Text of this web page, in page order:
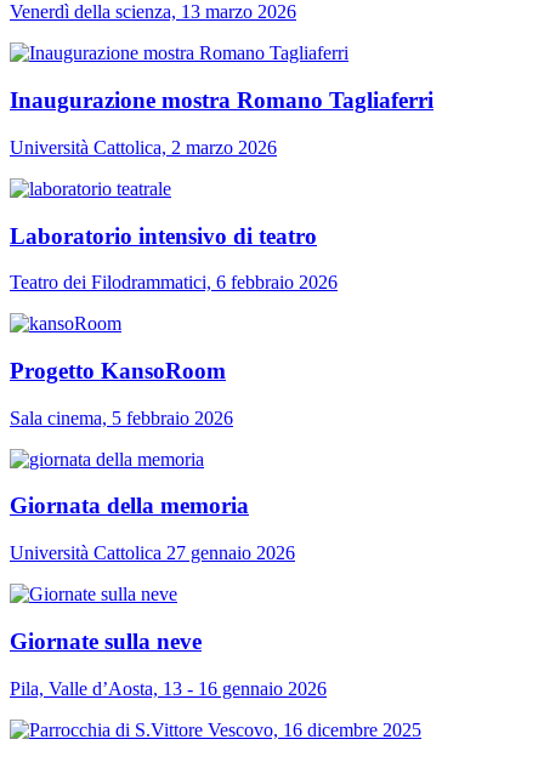
Venerdì della scienza, 13 marzo 2026
Inaugurazione mostra Romano Tagliaferri
Università Cattolica, 2 marzo 2026
Laboratorio intensivo di teatro
Teatro dei Filodrammatici, 6 febbraio 2026
Progetto KansoRoom
Sala cinema, 5 febbraio 2026
Giornata della memoria
Università Cattolica 27 gennaio 2026
Giornate sulla neve
Pila, Valle d’Aosta, 13 - 16 gennaio 2026